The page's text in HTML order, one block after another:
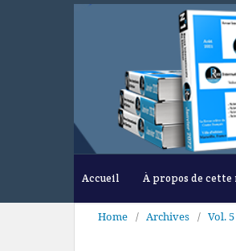
Accueil À propos de cette
Home / Archives / Vol.